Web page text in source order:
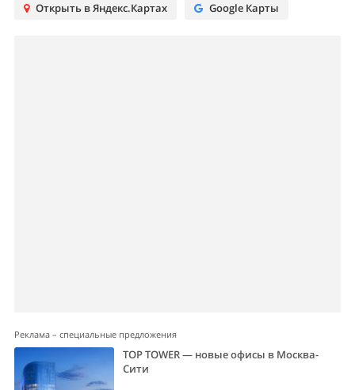
Открыть в Яндекс.Картах Google Карты
Реклама – специальные предложения
TOP TOWER — новые офисы в Москва-
Сити